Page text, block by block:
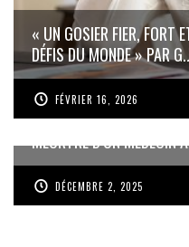
« UN GOSIER FIER, FORT
DÉFIS DU MONDE » PAR
FÉVRIER 16, 2026
MEURTRE D’UN MÉDECIN
DÉCEMBRE 2, 2025